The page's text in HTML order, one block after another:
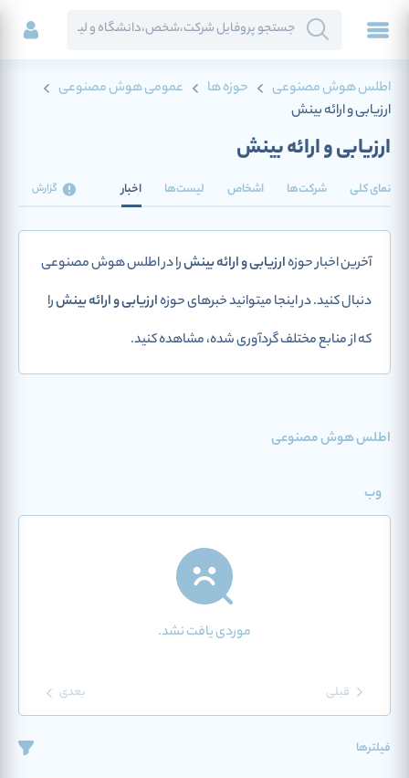
اطلس هوش مصنوعی حوزه ها
عمومی هوش مصنوعی
ارزیابی و ارائه بینش
ارزیابی و ارائه بینش
نمای کلی شرکت‌ها اشخاص لیست‌ها اخبار گزارش
آخرین اخبار حوزهارزیابی و ارائه بینشرا در اطلس هوش مصنوعی
دنبال کنید. در اینجا میتوانید خبرهای حوزهارزیابی و ارائه بینشرا
که از منابع مختلف گردآوری شده، مشاهده کنید.
اطلس هوش مصنوعی
وب
موردی یافت نشد.
قبلی بعدی
فیلترها